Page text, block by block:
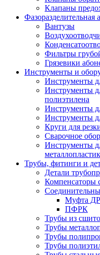
Клапаны
Фазоразделительная
Вантузы
Фильтры
Грязевики
Инструменты и
Инструменты
Инструменты
полиэтилена
Инструменты
Инструменты
Круги для
Сварочное
Инструменты
Трубы, фитинги и
Детали
Компенсаторы
Муфта
ПФРК
Трубы из
Трубы
Трубы
Трубы